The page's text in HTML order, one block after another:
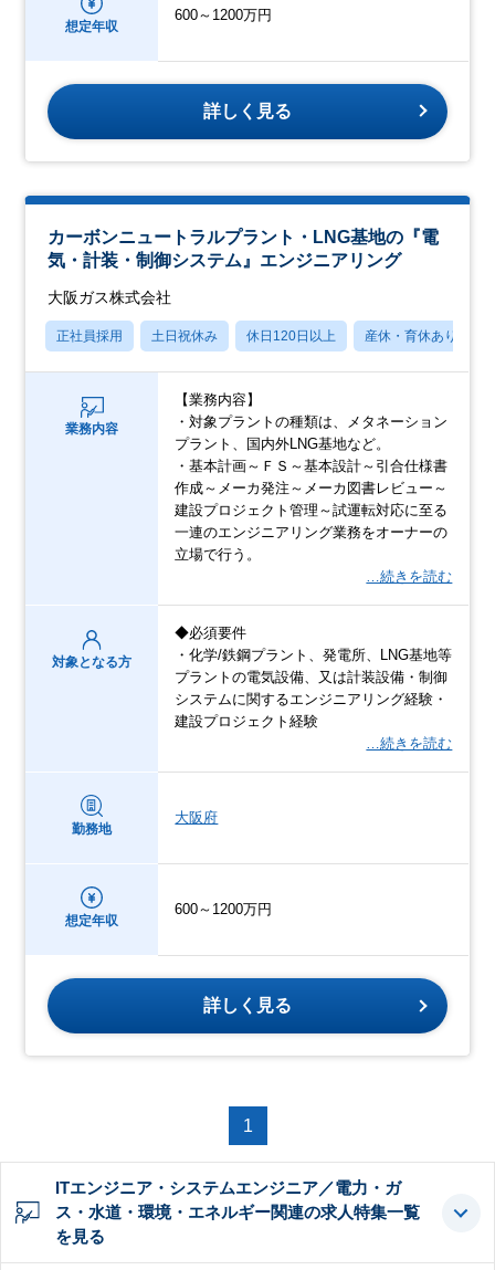
想定年収
600～1200万円
詳しく見る
カーボンニュートラルプラント・LNG基地の『電
気・計装・制御システム』エンジニアリング
大阪ガス株式会社
正社員採用 土日祝休み 休日120日以上 産休・育休あり
業務内容
【業務内容】
・対象プラントの種類は、メタネーション
プラント、国内外LNG基地など。
・基本計画～ＦＳ～基本設計～引合仕様書
作成～メーカ発注～メーカ図書レビュー～
建設プロジェクト管理～試運転対応に至る
一連のエンジニアリング業務をオーナーの
立場で行う。
…続きを読む
対象となる方
◆必須要件
・化学/鉄鋼プラント、発電所、LNG基地等
プラントの電気設備、又は計装設備・制御
システムに関するエンジニアリング経験・
建設プロジェクト経験
…続きを読む
勤務地
大阪府
想定年収
600～1200万円
詳しく見る
1
ITエンジニア・システムエンジニア／電力・ガ
ス・水道・環境・エネルギー関連の求人特集一覧
を見る